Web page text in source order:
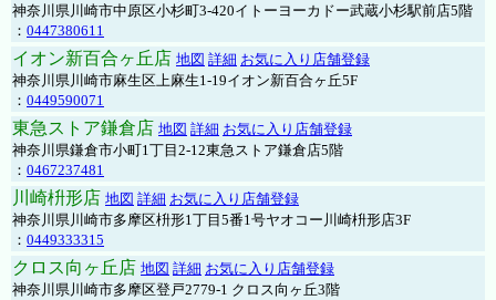
神奈川県川崎市中原区小杉町3-420イトーヨーカドー武蔵小杉駅前店5階
： 0447380611
イオン新百合ヶ丘店 地図 詳細 お気に入り店舗登録
神奈川県川崎市麻生区上麻生1-19イオン新百合ヶ丘5F
： 0449590071
東急ストア鎌倉店 地図 詳細 お気に入り店舗登録
神奈川県鎌倉市小町1丁目2-12東急ストア鎌倉店5階
： 0467237481
川崎枡形店 地図 詳細 お気に入り店舗登録
神奈川県川崎市多摩区枡形1丁目5番1号ヤオコー川崎枡形店3F
： 0449333315
クロス向ヶ丘店 地図 詳細 お気に入り店舗登録
神奈川県川崎市多摩区登戸2779-1 クロス向ヶ丘3階